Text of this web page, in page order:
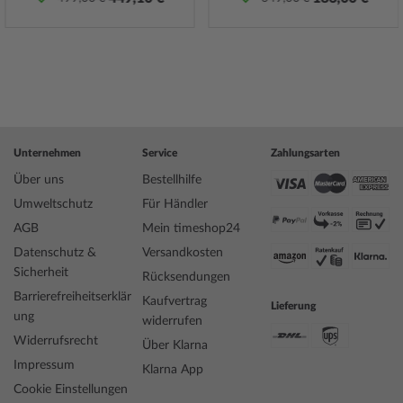
Artikelnummer
mid-35102
Geschlecht
Herren
Hersteller Artikel-Nr.
VE2G00221
Anzeige
Analog
Antrieb
Batterie (Quarz)
Funktionen
Unternehmen
Über uns
Umweltschutz
AGB
Datenschutz &
Sicherheit
Barrierefreiheitserklär
ung
Widerrufsrecht
Impressum
Cookie Einstellungen
Service
Bestellhilfe
Für Händler
Mein timeshop24
Versandkosten
Rücksendungen
Kaufvertrag
widerrufen
Über Klarna
Klarna App
Zahlungsarten
Lieferung